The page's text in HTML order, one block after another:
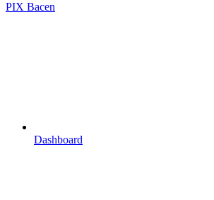
PIX Bacen
Dashboard